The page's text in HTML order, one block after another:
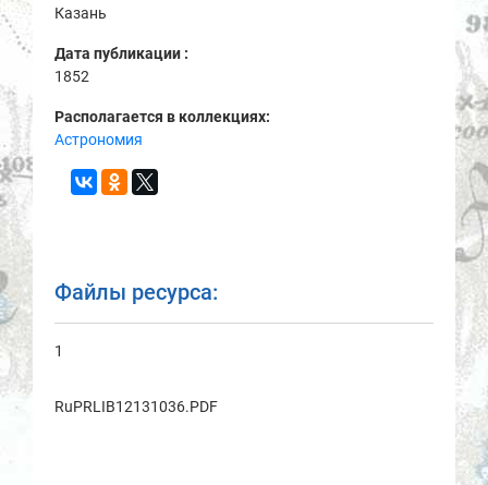
Казань
Дата публикации :
1852
Располагается в коллекциях:
Астрономия
Файлы ресурса:
1
RuPRLIB12131036.PDF